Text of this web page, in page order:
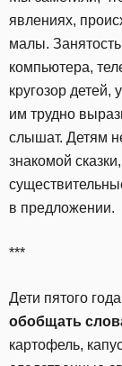
явлениях,
малы.
компьютера,
кругозор
им трудно
слышат. Детям
знакомой
в предложении.
***
Дети пятого
обобщать
картофель,